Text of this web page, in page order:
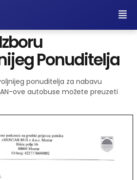
Ponuditelja
ponuditelja za nabavu
ove autobuse možete preuzeti